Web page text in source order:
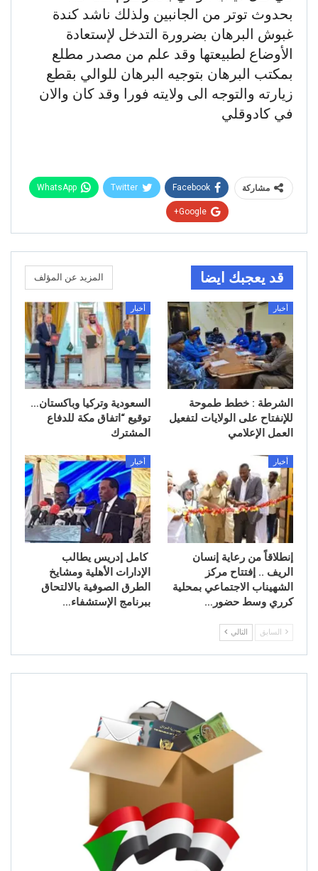
بحدوث توتر من الجانبين ولذلك ناشد كندة
غبوش البرهان بضرورة التدخل لإستعادة
الأوضاع لطبيعتها وقد علم من مصدر مطلع
بمكتب البرهان بتوجيه البرهان للوالي بقطع
زيارته والتوجه الى ولايته فورا وقد كان والان
في كادوقلي
مشاركة Facebook
Twitter
WhatsApp
Google+
قد يعجبك ايضا المزيد عن المؤلف
أخبار
الشرطة : خطط طموحة
للإنفتاح على الولايات لتفعيل
العمل الإعلامي
أخبار
السعودية وتركيا وباكستان…
توقيع “اتفاق مكة للدفاع
المشترك
أخبار
إنطلاقاً من رعاية إنسان
الريف .. إفتتاح مركز
الشهيناب الاجتماعي بمحلية
كرري وسط حضور…
أخبار
كامل إدريس يطالب
الإدارات الأهلية ومشايخ
الطرق الصوفية بالالتحاق
ببرنامج الإستشفاء…
السابق التالي